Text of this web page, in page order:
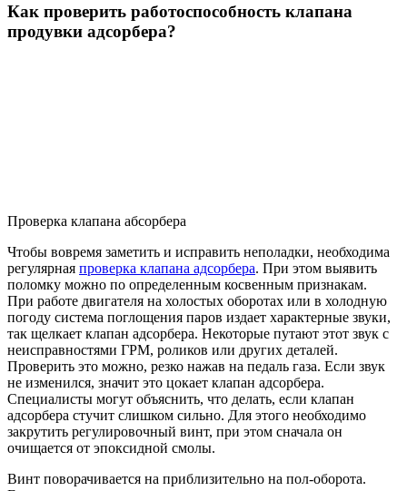
Как проверить работоспособность клапана
продувки адсорбера?
Проверка клапана абсорбера
Чтобы вовремя заметить и исправить неполадки, необходима
регулярная проверка клапана адсорбера. При этом выявить
поломку можно по определенным косвенным признакам.
При работе двигателя на холостых оборотах или в холодную
погоду система поглощения паров издает характерные звуки,
так щелкает клапан адсорбера. Некоторые путают этот звук с
неисправностями ГРМ, роликов или других деталей.
Проверить это можно, резко нажав на педаль газа. Если звук
не изменился, значит это цокает клапан адсорбера.
Специалисты могут объяснить, что делать, если клапан
адсорбера стучит слишком сильно. Для этого необходимо
закрутить регулировочный винт, при этом сначала он
очищается от эпоксидной смолы.
Винт поворачивается на приблизительно на пол-оборота.